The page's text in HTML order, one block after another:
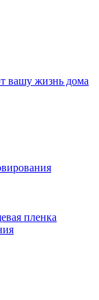
вашу жизнь дома
пленка